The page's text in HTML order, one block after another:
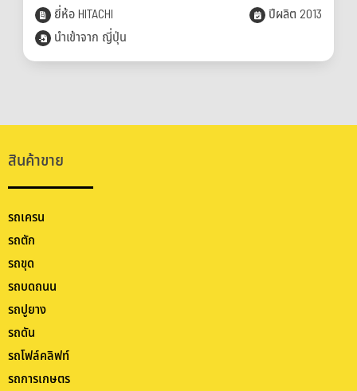
ยี่ห้อ HITACHI
ปีผลิต 2013
นำเข้าจาก ญี่ปุ่น
สินค้าขาย
รถเครน
รถตัก
รถขุด
รถบดถนน
รถปูยาง
รถดัน
รถโฟล์คลิฟท์
รถการเกษตร